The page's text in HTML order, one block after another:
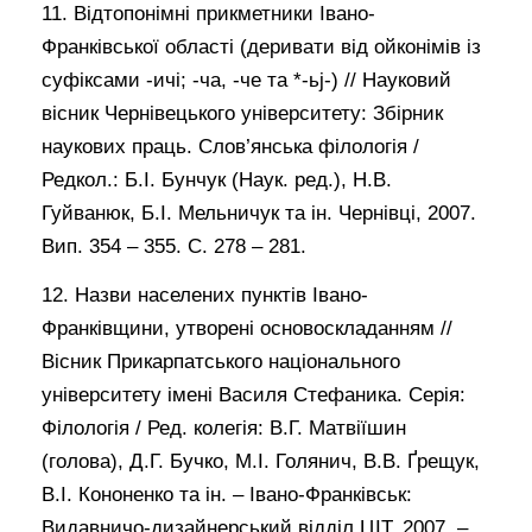
11. Відтопонімні прикметники Івано-
Франківської області (деривати від ойконімів із
суфіксами -ичі; -ча, -че та *-ьj-) // Науковий
вісник Чернівецького університету: Збірник
наукових праць. Слов’янська філологія /
Редкол.: Б.І. Бунчук (Наук. ред.), Н.В.
Гуйванюк, Б.І. Мельничук та ін. Чернівці, 2007.
Вип. 354 – 355. С. 278 – 281.
12. Назви населених пунктів Івано-
Франківщини, утворені основоскладанням //
Вісник Прикарпатського національного
університету імені Василя Стефаника. Серія:
Філологія / Ред. колегія: В.Г. Матвіїшин
(голова), Д.Г. Бучко, М.І. Голянич, В.В. Ґрещук,
В.І. Кононенко та ін. – Івано-Франківськ: